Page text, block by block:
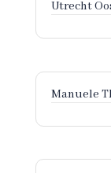
Utrecht
Manuele